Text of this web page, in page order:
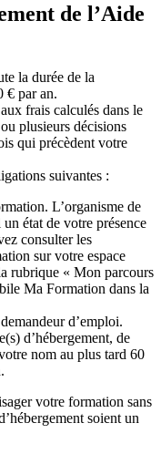
de l’Aide
la durée de la
€ par an.
frais calculés dans le
plusieurs décisions
qui précèdent votre
suivantes :
L’organisme de
état de votre présence
consulter les
sur votre espace
rubrique « Mon parcours
Ma Formation dans la
d’emploi.
d’hébergement, de
nom au plus tard 60
votre formation sans
soient un